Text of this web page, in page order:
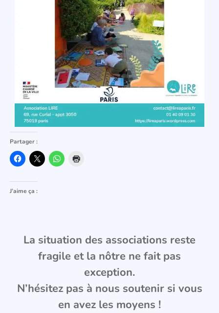
Partager :
J’aime ça :
La situation des associations reste
fragile et la nôtre ne fait pas
exception.
N’hésitez pas à nous soutenir si vous
en avez les moyens !